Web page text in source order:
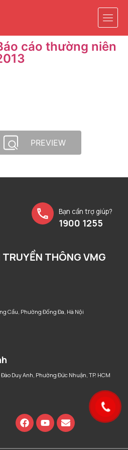
cáo thường niên
PREVIEW
Bạn cần trợ giúp?
1900 1255
THÔNG VMG
Cầu, Phường Đống Đa, Hà Nội
Duy Anh, Phường Đức Nhuận, TP. HCM